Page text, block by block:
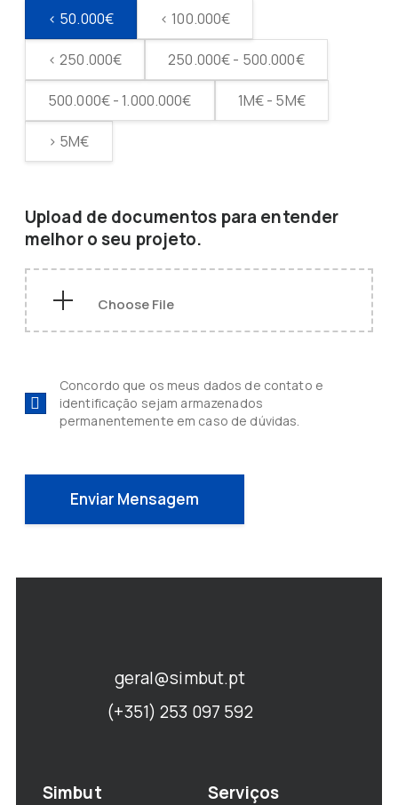
< 50.000€ < 100.000€
< 250.000€ 250.000€ - 500.000€
500.000€ - 1.000.000€ 1M€ - 5M€
> 5M€
Upload de documentos para entender
melhor o seu projeto.
Concordo que os meus dados de contato e
identificação sejam armazenados
permanentemente em caso de dúvidas.
geral@simbut.pt
(+351) 253 097 592
Simbut Serviços